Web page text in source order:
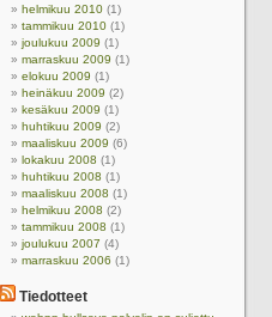
helmikuu 2010 (1)
tammikuu 2010 (1)
joulukuu 2009 (1)
marraskuu 2009 (1)
elokuu 2009 (1)
heinäkuu 2009 (2)
kesäkuu 2009 (1)
huhtikuu 2009 (2)
maaliskuu 2009 (6)
lokakuu 2008 (1)
huhtikuu 2008 (1)
maaliskuu 2008 (1)
helmikuu 2008 (2)
tammikuu 2008 (1)
joulukuu 2007 (4)
marraskuu 2006 (1)
Tiedotteet